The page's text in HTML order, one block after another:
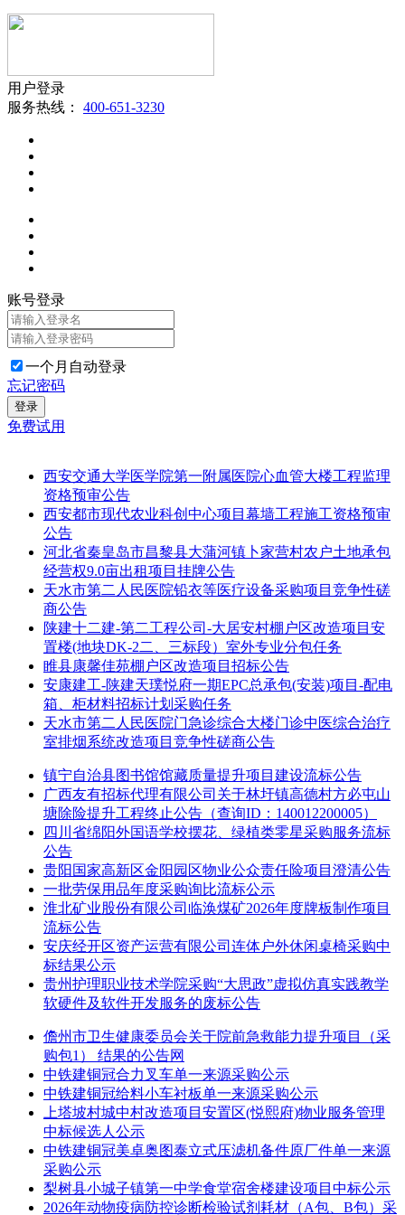
用户登录
服务热线： 400-651-3230
账号登录
一个月自动登录
忘记密码
登录
免费试用
西安交通大学医学院第一附属医院心血管大楼工程监理
资格预审公告
西安都市现代农业科创中心项目幕墙工程施工资格预审
公告
河北省秦皇岛市昌黎县大蒲河镇卜家营村农户土地承包
经营权9.0亩出租项目挂牌公告
天水市第二人民医院铅衣等医疗设备采购项目竞争性磋
商公告
陕建十二建-第二工程公司-大居安村棚户区改造项目安
置楼(地块DK-2二、三标段）室外专业分包任务
睢县康馨佳苑棚户区改造项目招标公告
安康建工-陕建天璞悦府一期EPC总承包(安装)项目-配电
箱、柜材料招标计划采购任务
天水市第二人民医院门急诊综合大楼门诊中医综合治疗
室排烟系统改造项目竞争性磋商公告
镇宁自治县图书馆馆藏质量提升项目建设流标公告
广西友有招标代理有限公司关于林圩镇高德村方必屯山
塘除险提升工程终止公告（查询ID：140012200005）
四川省绵阳外国语学校摆花、绿植类零星采购服务流标
公告
贵阳国家高新区金阳园区物业公众责任险项目澄清公告
一批劳保用品年度采购询比流标公示
淮北矿业股份有限公司临涣煤矿2026年度牌板制作项目
流标公告
安庆经开区资产运营有限公司连体户外休闲桌椅采购中
标结果公示
贵州护理职业技术学院采购“大思政”虚拟仿真实践教学
软硬件及软件开发服务的废标公告
儋州市卫生健康委员会关于院前急救能力提升项目（采
购包1） 结果的公告网
中铁建铜冠合力叉车单一来源采购公示
中铁建铜冠给料小车衬板单一来源采购公示
上塔坡村城中村改造项目安置区(悦熙府)物业服务管理
中标候选人公示
中铁建铜冠美卓奥图泰立式压滤机备件原厂件单一来源
采购公示
梨树县小城子镇第一中学食堂宿舍楼建设项目中标公示
2026年动物疫病防控诊断检验试剂耗材（A包、B包）采